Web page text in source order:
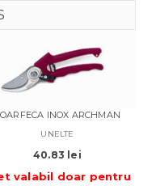
INOX ARCHMAN
UNELTE
40.83 lei
valabil doar pentru